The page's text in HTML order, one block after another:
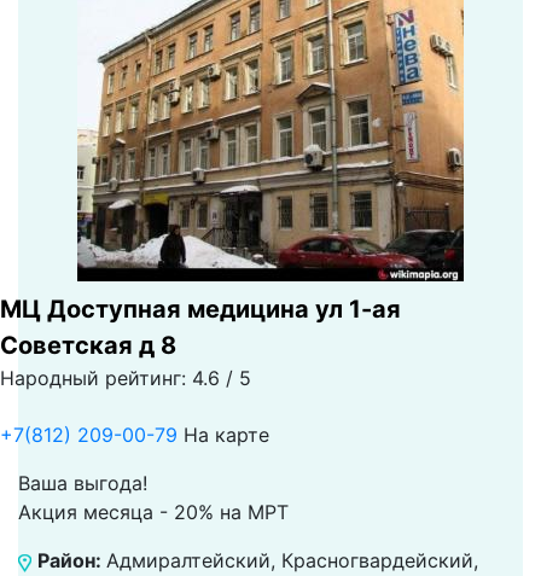
МЦ Доступная медицина ул 1-ая
Советская д 8
Народный рейтинг: 4.6 / 5
+7(812) 209-00-79 На карте
Ваша выгода!
Акция месяца - 20% на МРТ
Район: Адмиралтейский, Красногвардейский,